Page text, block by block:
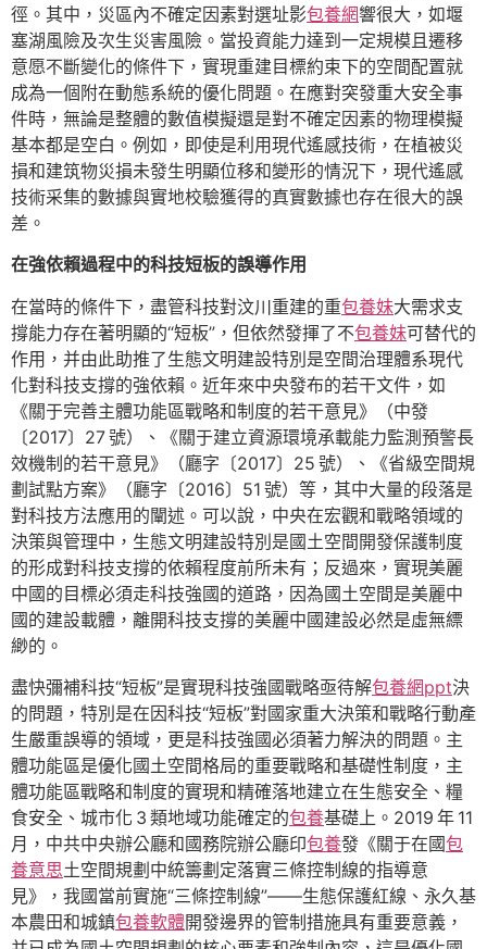
徑。其中，災區內不確定因素對選址影包養網響很大，如堰
塞湖風險及次生災害風險。當投資能力達到一定規模且遷移
意愿不斷變化的條件下，實現重建目標約束下的空間配置就
成為一個附在動態系統的優化問題。在應對突發重大安全事
件時，無論是整體的數值模擬還是對不確定因素的物理模擬
基本都是空白。例如，即使是利用現代遙感技術，在植被災
損和建筑物災損未發生明顯位移和變形的情況下，現代遙感
技術采集的數據與實地校驗獲得的真實數據也存在很大的誤
差。
在強依賴過程中的科技短板的誤導作用
在當時的條件下，盡管科技對汶川重建的重包養妹大需求支
撐能力存在著明顯的“短板”，但依然發揮了不包養妹可替代的
作用，并由此助推了生態文明建設特別是空間治理體系現代
化對科技支撐的強依賴。近年來中央發布的若干文件，如
《關于完善主體功能區戰略和制度的若干意見》（中發
〔2017〕27 號）、《關于建立資源環境承載能力監測預警長
效機制的若干意見》（廳字〔2017〕25 號）、《省級空間規
劃試點方案》（廳字〔2016〕51 號）等，其中大量的段落是
對科技方法應用的闡述。可以說，中央在宏觀和戰略領域的
決策與管理中，生態文明建設特別是國土空間開發保護制度
的形成對科技支撐的依賴程度前所未有；反過來，實現美麗
中國的目標必須走科技強國的道路，因為國土空間是美麗中
國的建設載體，離開科技支撐的美麗中國建設必然是虛無縹
緲的。
盡快彌補科技“短板”是實現科技強國戰略亟待解包養網ppt決
的問題，特別是在因科技“短板”對國家重大決策和戰略行動產
生嚴重誤導的領域，更是科技強國必須著力解決的問題。主
體功能區是優化國土空間格局的重要戰略和基礎性制度，主
體功能區戰略和制度的實現和精確落地建立在生態安全、糧
食安全、城市化 3 類地域功能確定的包養基礎上。2019 年 11
月，中共中央辦公廳和國務院辦公廳印包養發《關于在國包
養意思土空間規劃中統籌劃定落實三條控制線的指導意
見》，我國當前實施“三條控制線”——生態保護紅線、永久基
本農田和城鎮包養軟體開發邊界的管制措施具有重要意義，